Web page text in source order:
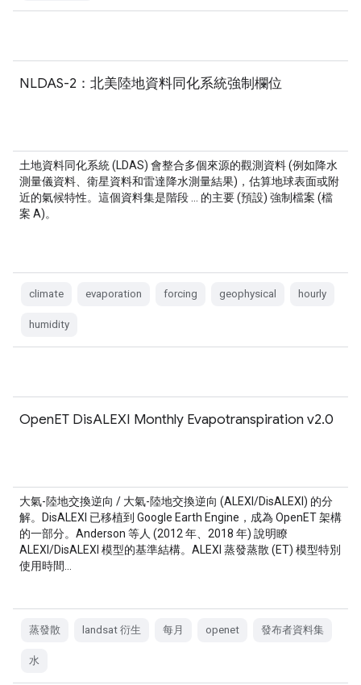
NLDAS-2：北美陸地資料同化系統強制欄位
土地資料同化系統 (LDAS) 會整合多個來源的觀測資料 (例如降水
測量儀資料、衛星資料和雷達降水測量結果)，估算地球表面或附
近的氣候特性。這個資料集是階段 … 的主要 (預設) 強制檔案 (檔
案 A)。
climate evaporation forcing geophysical hourly
humidity
OpenET DisALEXI Monthly Evapotranspiration v2.0
大氣-陸地交換逆向 / 大氣-陸地交換逆向 (ALEXI/DisALEXI) 的分
解。DisALEXI 已移植到 Google Earth Engine，成為 OpenET 架構
的一部分。Anderson 等人 (2012 年、2018 年) 說明瞭
ALEXI/DisALEXI 模型的基準結構。ALEXI 蒸發蒸散 (ET) 模型特別
使用時間…
蒸發散 landsat 衍生 每月 openet 發布者資料集
水